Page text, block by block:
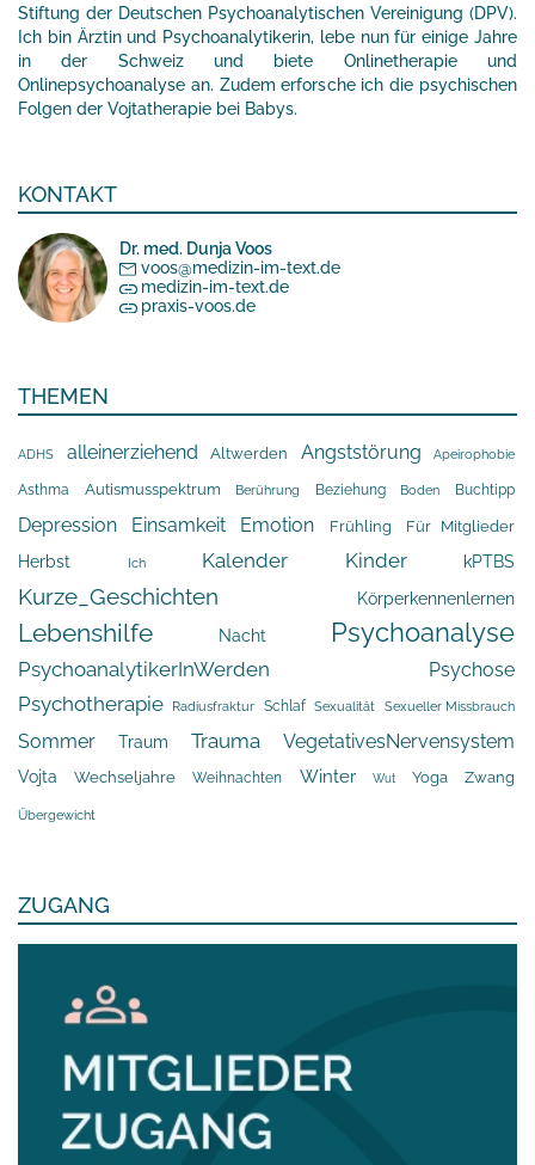
Stiftung der Deutschen Psychoanalytischen Vereinigung (DPV).
Ich bin Ärztin und Psychoanalytikerin, lebe nun für einige Jahre
in der Schweiz und biete Onlinetherapie und
Onlinepsychoanalyse an. Zudem erforsche ich die psychischen
Folgen der Vojtatherapie bei Babys.
KONTAKT
Dr. med. Dunja Voos
voos@medizin-im-text.de
medizin-im-text.de
praxis-voos.de
THEMEN
ADHS alleinerziehend Altwerden Angststörung Apeirophobie
Asthma Autismusspektrum Berührung Beziehung Boden Buchtipp
Depression Einsamkeit Emotion Frühling Für Mitglieder
Herbst Ich Kalender Kinder kPTBS
Kurze_Geschichten Körperkennenlernen
Lebenshilfe Nacht Psychoanalyse
PsychoanalytikerInWerden Psychose
Psychotherapie Radiusfraktur Schlaf Sexualität Sexueller Missbrauch
Sommer Traum Trauma VegetativesNervensystem
Vojta Wechseljahre Weihnachten Winter Wut Yoga Zwang
Übergewicht
ZUGANG